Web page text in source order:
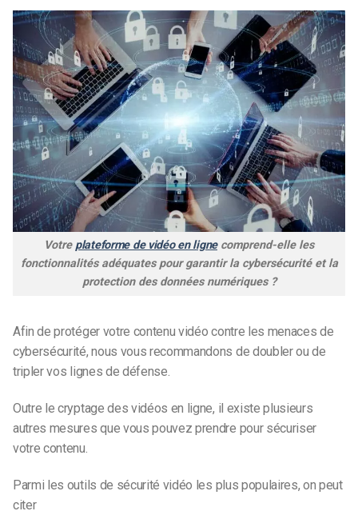
Votreplateforme de vidéo en lignecomprend-elle les
fonctionnalités adéquates pour garantir la cybersécurité et la
protection des données numériques ?
Afin de protéger votre contenu vidéo contre les menaces de
cybersécurité, nous vous recommandons de doubler ou de
tripler vos lignes de défense.
Outre le cryptage des vidéos en ligne, il existe plusieurs
autres mesures que vous pouvez prendre pour sécuriser
votre contenu.
Parmi les outils de sécurité vidéo les plus populaires, on peut
citer